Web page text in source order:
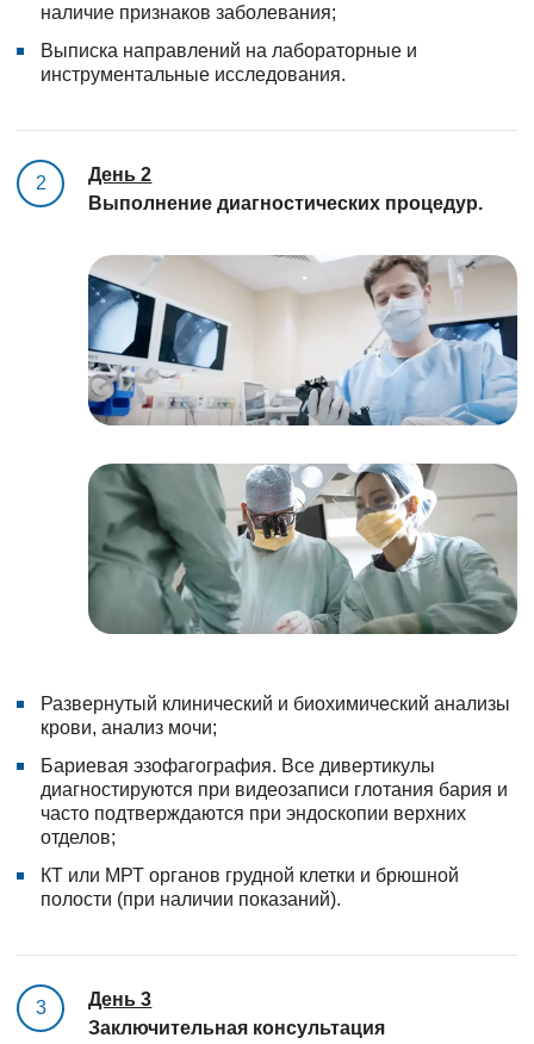
наличие признаков заболевания;
Выписка направлений на лабораторные и
инструментальные исследования.
2
День 2
Выполнение диагностических процедур.
Развернутый клинический и биохимический анализы
крови, анализ мочи;
Бариевая эзофагография. Все дивертикулы
диагностируются при видеозаписи глотания бария и
часто подтверждаются при эндоскопии верхних
отделов;
КТ или МРТ органов грудной клетки и брюшной
полости (при наличии показаний).
3
День 3
Заключительная консультация